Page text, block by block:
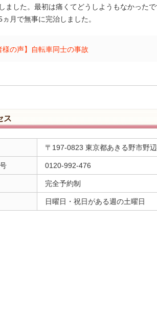
ました。最初は痛くてどうしようもなかった
月で無事に完治しました。
様の声】自転車同士の事故
ス
〒197-0823 東京都あきる野市野
0120-992-476
完全予約制
日曜日・祝日がある週の土曜日